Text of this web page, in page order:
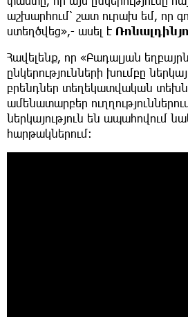
աշխարհում՝ շատ ուրախ եմ, որ
ստեղծվեց»,- ասել է
Հավելենք, որ «Բադալյան
ընկերությունների խումբը
բրենդներ տեղեկատվական
ամենատարբեր
ներկայություն են ապահովում
հարթակներում։